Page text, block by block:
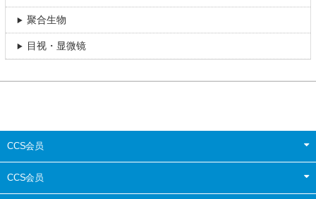
聚合生物
目视・显微镜
CCS会员
CCS会员